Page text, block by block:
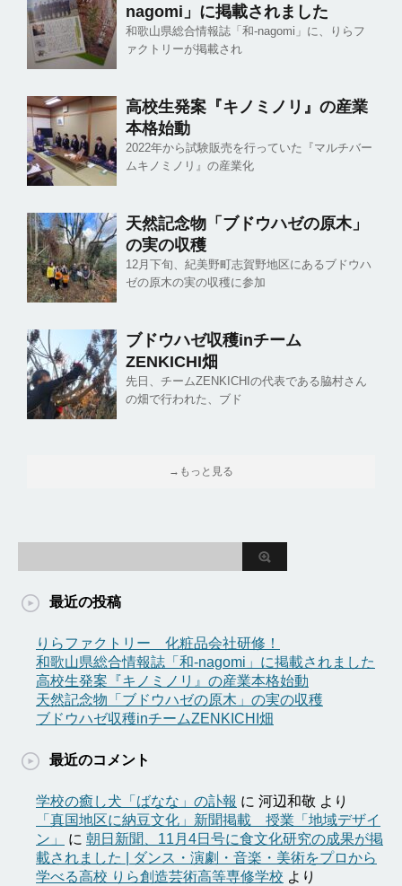
nagomi」に掲載されました
和歌山県総合情報誌「和-nagomi」に、りらフ
ァクトリーが掲載され
高校生発案『キノミノリ』の産業
本格始動
2022年から試験販売を行っていた『マルチバー
ムキノミノリ』の産業化
天然記念物「ブドウハゼの原木」
の実の収穫
12月下旬、紀美野町志賀野地区にあるブドウハ
ゼの原木の実の収穫に参加
ブドウハゼ収穫inチーム
ZENKICHI畑
先日、チームZENKICHIの代表である脇村さん
の畑で行われた、ブド
→もっと見る
最近の投稿
りらファクトリー 化粧品会社研修！
和歌山県総合情報誌「和-nagomi」に掲載されました
高校生発案『キノミノリ』の産業本格始動
天然記念物「ブドウハゼの原木」の実の収穫
ブドウハゼ収穫inチームZENKICHI畑
最近のコメント
学校の癒し犬「ばなな」の訃報 に 河辺和敬 より
「真国地区に納豆文化」新聞掲載 授業「地域デザイ
ン」
に 朝日新聞、11月4日号に食文化研究の成果が掲
載されました | ダンス・演劇・音楽・美術をプロから
学べる高校 りら創造芸術高等専修学校 より